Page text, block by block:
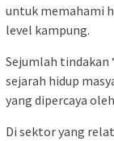
untuk memahami
level kampung.
Sejumlah tindakan
sejarah hidup
yang dipercaya
Di sektor yang